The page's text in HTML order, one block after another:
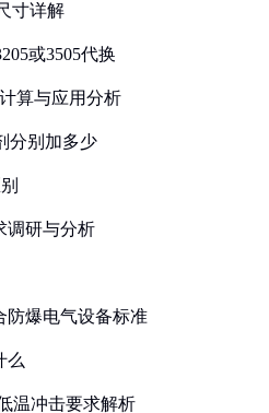
寸详解
或3505代换
算与应用分析
分别加多少
调研与分析
防爆电气设备标准
么
温冲击要求解析